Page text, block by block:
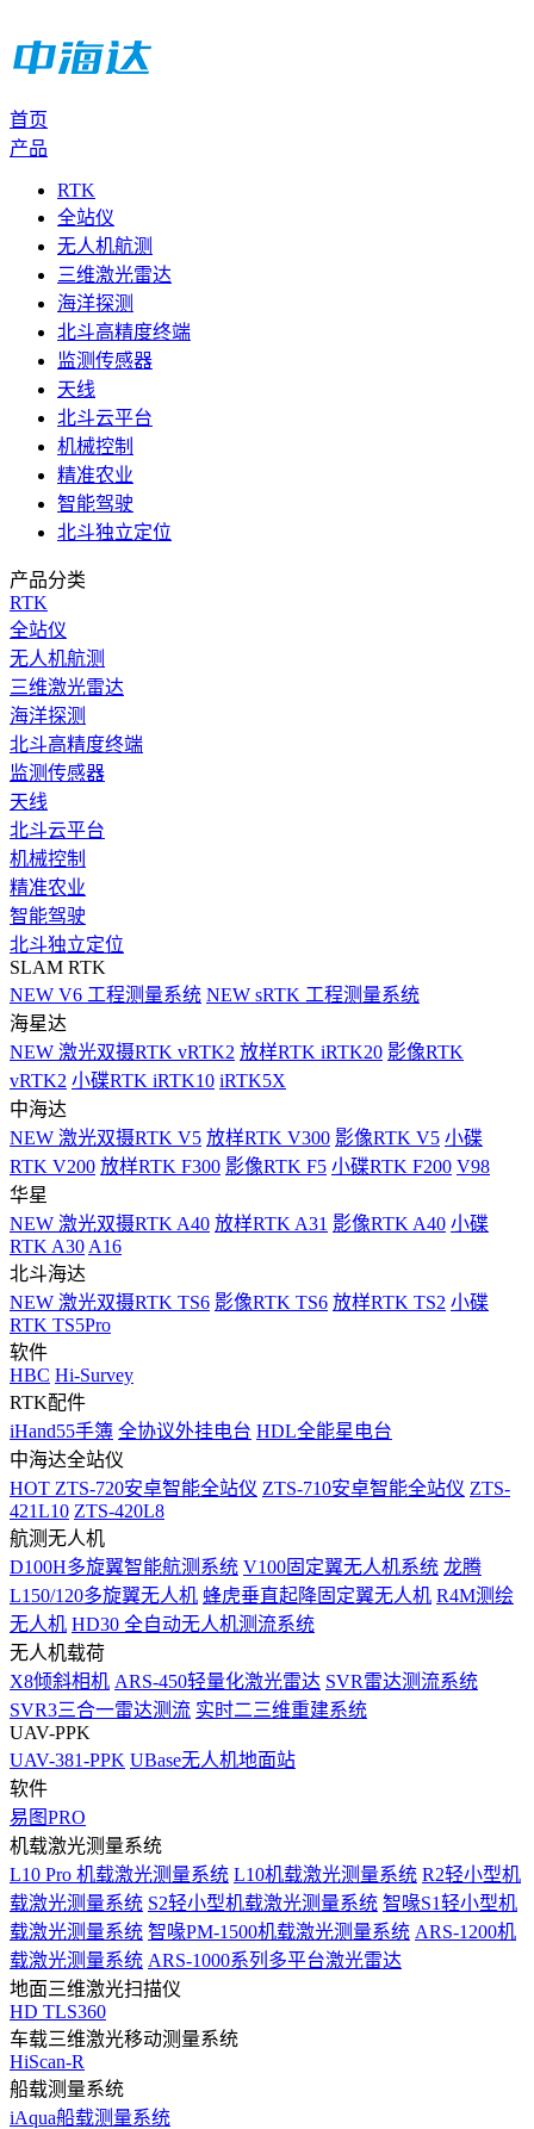
首页
产品
RTK
全站仪
无人机航测
三维激光雷达
海洋探测
北斗高精度终端
监测传感器
天线
北斗云平台
机械控制
精准农业
智能驾驶
北斗独立定位
产品分类
RTK
全站仪
无人机航测
三维激光雷达
海洋探测
北斗高精度终端
监测传感器
天线
北斗云平台
机械控制
精准农业
智能驾驶
北斗独立定位
SLAM RTK
NEW V6 工程测量系统 NEW sRTK 工程测量系统
海星达
NEW 激光双摄RTK vRTK2 放样RTK iRTK20 影像RTK
vRTK2 小碟RTK iRTK10 iRTK5X
中海达
NEW 激光双摄RTK V5 放样RTK V300 影像RTK V5 小碟
RTK V200 放样RTK F300 影像RTK F5 小碟RTK F200 V98
华星
NEW 激光双摄RTK A40 放样RTK A31 影像RTK A40 小碟
RTK A30 A16
北斗海达
NEW 激光双摄RTK TS6 影像RTK TS6 放样RTK TS2 小碟
RTK TS5Pro
软件
HBC Hi-Survey
RTK配件
iHand55手簿 全协议外挂电台 HDL全能星电台
中海达全站仪
HOT ZTS-720安卓智能全站仪 ZTS-710安卓智能全站仪 ZTS-
421L10 ZTS-420L8
航测无人机
D100H多旋翼智能航测系统 V100固定翼无人机系统 龙腾
L150/120多旋翼无人机 蜂虎垂直起降固定翼无人机 R4M测绘
无人机 HD30 全自动无人机测流系统
无人机载荷
X8倾斜相机 ARS-450轻量化激光雷达 SVR雷达测流系统
SVR3三合一雷达测流 实时二三维重建系统
UAV-PPK
UAV-381-PPK UBase无人机地面站
软件
易图PRO
机载激光测量系统
L10 Pro 机载激光测量系统 L10机载激光测量系统 R2轻小型机
载激光测量系统 S2轻小型机载激光测量系统 智喙S1轻小型机
载激光测量系统 智喙PM-1500机载激光测量系统 ARS-1200机
载激光测量系统 ARS-1000系列多平台激光雷达
地面三维激光扫描仪
HD TLS360
车载三维激光移动测量系统
HiScan-R
船载测量系统
iAqua船载测量系统